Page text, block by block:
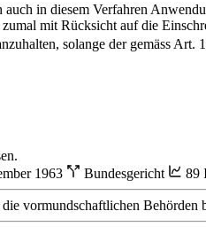
auch in diesem Verfahren
mit Rücksicht auf die
solange der gemäss Art.
1963 Bundesgericht 89
vormundschaftlichen